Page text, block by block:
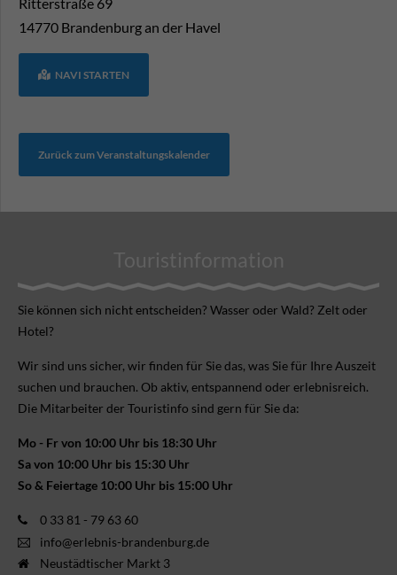
14770 Brandenburg an der Havel
NAVI STARTEN
Zurück zum Veranstaltungskalender
Touristinformation
Sie können sich nicht ent­scheiden? Wasser oder Wald? Zelt oder
Hotel?
Wir sind uns sicher, wir finden für Sie das, was Sie für Ihre Aus­zeit
suchen und brauchen. Ob aktiv, ent­spannend oder erlebnis­reich.
Die Mitarbeiter der Touristinfo sind gern für Sie da:
Mo - Fr von 10:00 Uhr bis 18:30 Uhr
Sa von 10:00 Uhr bis 15:30 Uhr
So & Feiertage 10:00 Uhr bis 15:00 Uhr
0 33 81 - 79 63 60
info@erlebnis-brandenburg.de
Neustädtischer Markt 3